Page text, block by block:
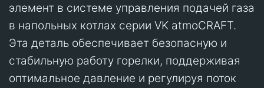
элемент в системе управления подачей газа
в напольных котлах серии VK atmoCRAFT.
Эта деталь обеспечивает безопасную и
стабильную работу горелки, поддерживая
оптимальное давление и регулируя поток